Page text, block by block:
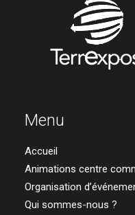
Menu
Accueil
Animations centre
Organisation
Qui sommes-nous ?